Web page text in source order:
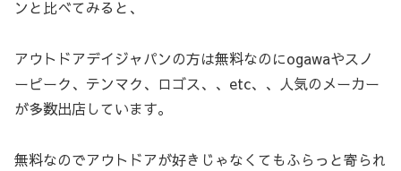
ンと比べてみると、
アウトドアデイジャパンの方は無料なのにogawaやスノ
ーピーク、テンマク、ロゴス、、etc、、人気のメーカー
が多数出店しています。
無料なのでアウトドアが好きじゃなくてもふらっと寄られ